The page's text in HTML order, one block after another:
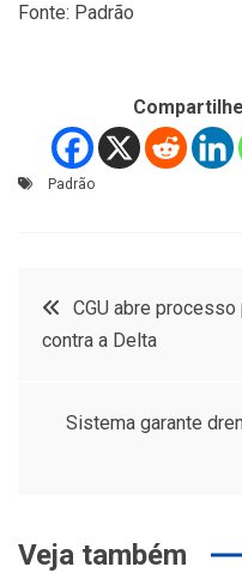
Fonte: Padrão
Padrão
Navegação
Post
CGU abre processo
contra a Delta
Sistema garante
Veja também